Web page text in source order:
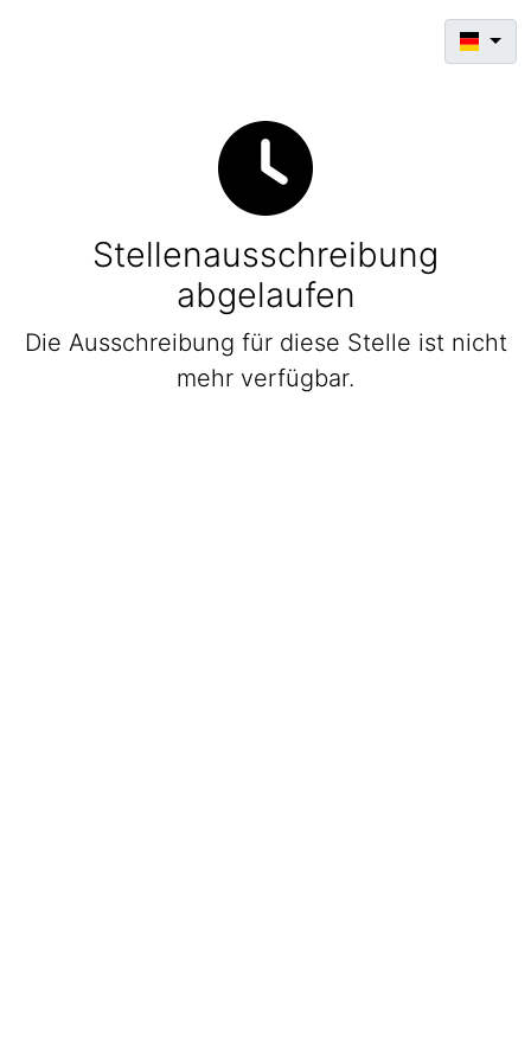
Stellenausschreibung
abgelaufen
Die Ausschreibung für diese Stelle ist nicht
mehr verfügbar.